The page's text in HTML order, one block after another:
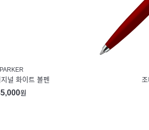
PARKER
널 화이트 볼펜
원